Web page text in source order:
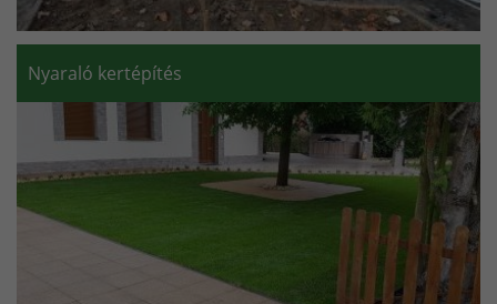
Nyaraló kertépítés